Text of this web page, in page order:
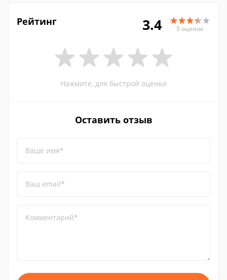
Рейтинг 3.4 5 оценок
Нажмите, для быстрой оценки
Оставить отзыв
Ваше имя*
Ваш email*
Комментарий*